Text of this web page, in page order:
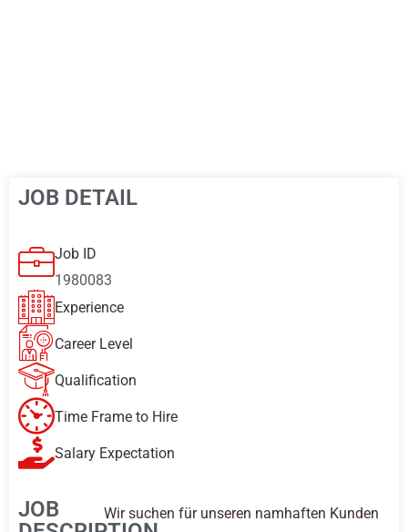
JOB DETAIL
Job ID
1980083
Experience
Career Level
Qualification
Time Frame to Hire
Salary Expectation
JOB
Wir suchen für unseren namhaften Kunden